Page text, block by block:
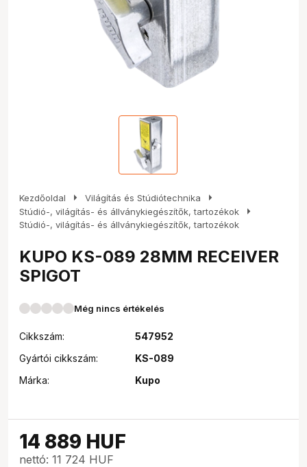
Kezdőoldal arrow_right Világítás és Stúdiótechnika arrow_right
Stúdió-, világítás- és állványkiegészítők, tartozékok arrow_right
Stúdió-, világítás- és állványkiegészítők, tartozékok
KUPO KS-089 28MM RECEIVER
SPIGOT
Még nincs értékelés
Cikkszám:
547952
Gyártói cikkszám:
KS-089
Márka:
Kupo
14 889 HUF
nettó: 11 724 HUF